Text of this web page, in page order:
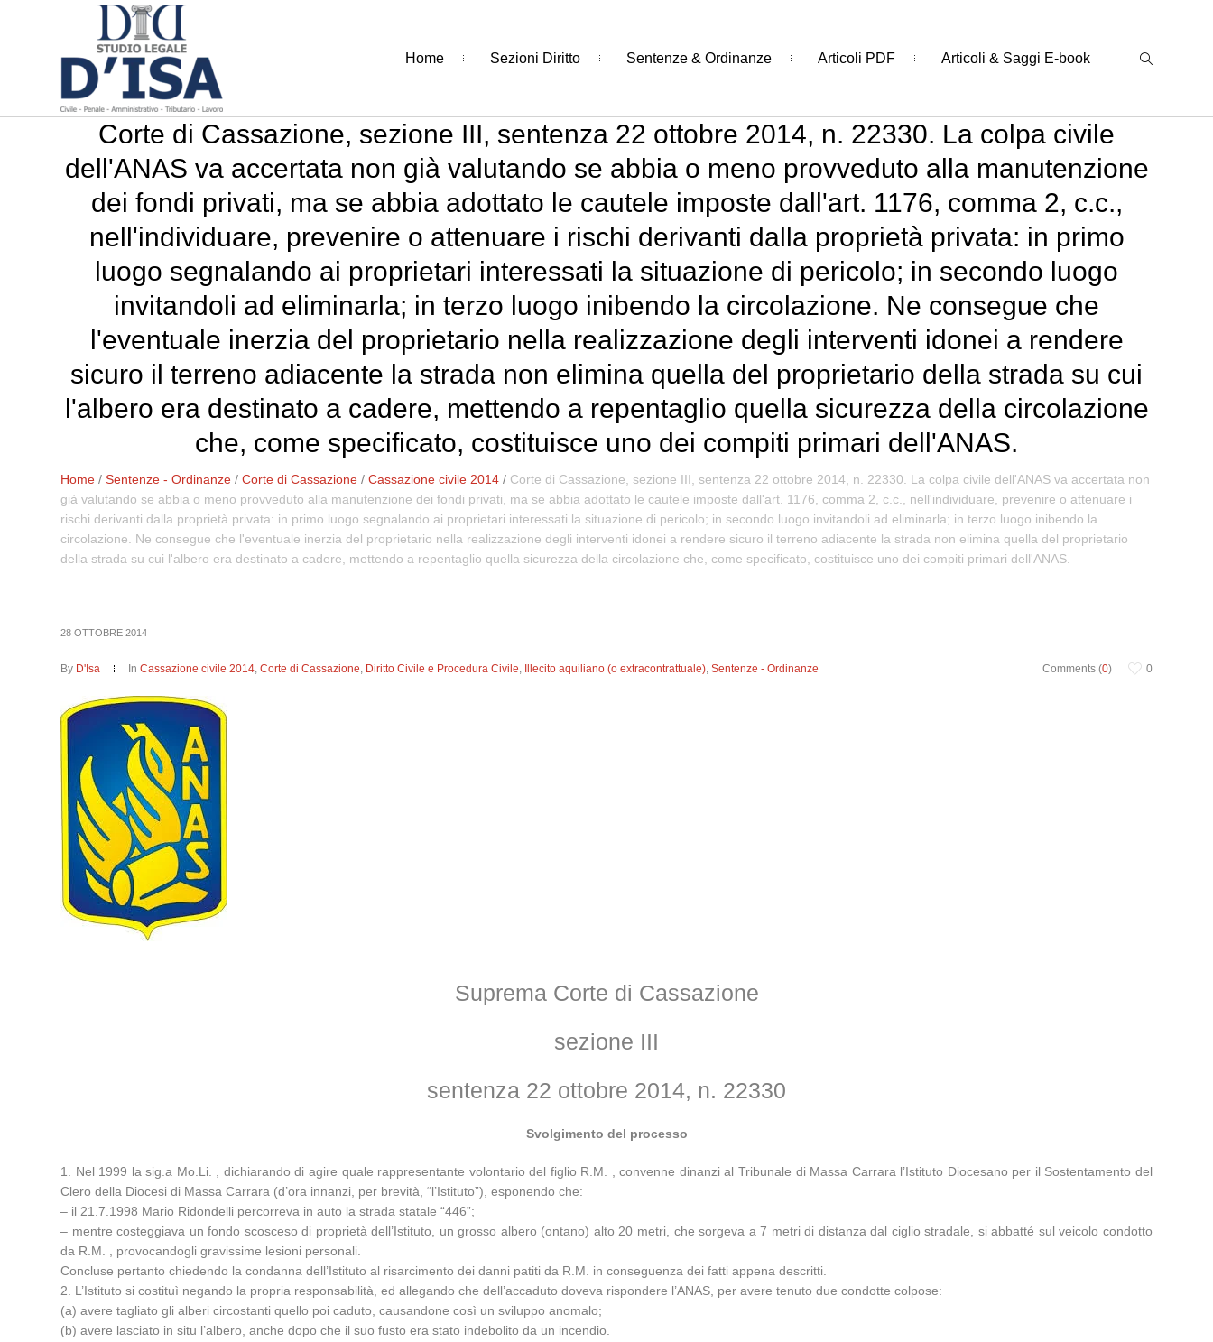
Home Sezioni Diritto Sentenze & Ordinanze Articoli PDF Articoli & Saggi E-book
Corte di Cassazione, sezione III, sentenza 22 ottobre 2014, n. 22330. La colpa civile
dell'ANAS va accertata non già valutando se abbia o meno provveduto alla manutenzione
dei fondi privati, ma se abbia adottato le cautele imposte dall'art. 1176, comma 2, c.c.,
nell'individuare, prevenire o attenuare i rischi derivanti dalla proprietà privata: in primo
luogo segnalando ai proprietari interessati la situazione di pericolo; in secondo luogo
invitandoli ad eliminarla; in terzo luogo inibendo la circolazione. Ne consegue che
l'eventuale inerzia del proprietario nella realizzazione degli interventi idonei a rendere
sicuro il terreno adiacente la strada non elimina quella del proprietario della strada su cui
l'albero era destinato a cadere, mettendo a repentaglio quella sicurezza della circolazione
che, come specificato, costituisce uno dei compiti primari dell'ANAS.
Home /Sentenze - Ordinanze /Corte di Cassazione /Cassazione civile 2014 / Corte di Cassazione, sezione III, sentenza 22 ottobre 2014, n. 22330. La colpa civile dell'ANAS va accertata non
già valutando se abbia o meno provveduto alla manutenzione dei fondi privati, ma se abbia adottato le cautele imposte dall'art. 1176, comma 2, c.c., nell'individuare, prevenire o attenuare i
rischi derivanti dalla proprietà privata: in primo luogo segnalando ai proprietari interessati la situazione di pericolo; in secondo luogo invitandoli ad eliminarla; in terzo luogo inibendo la
circolazione. Ne consegue che l'eventuale inerzia del proprietario nella realizzazione degli interventi idonei a rendere sicuro il terreno adiacente la strada non elimina quella del proprietario
della strada su cui l'albero era destinato a cadere, mettendo a repentaglio quella sicurezza della circolazione che, come specificato, costituisce uno dei compiti primari dell'ANAS.
28 OTTOBRE 2014
Comments (0) 0
By D'Isa InCassazione civile 2014,Corte di Cassazione, Diritto Civile e Procedura Civile, Illecito aquiliano (o extracontrattuale),Sentenze - Ordinanze
Suprema Corte di Cassazione
sezione III
sentenza 22 ottobre 2014, n. 22330
Svolgimento del processo
1. Nel 1999 la sig.a Mo.Li. , dichiarando di agire quale rappresentante volontario del figlio R.M. , convenne dinanzi al Tribunale di Massa Carrara l’Istituto Diocesano per il Sostentamento del
Clero della Diocesi di Massa Carrara (d’ora innanzi, per brevità, “l’Istituto”), esponendo che:
– il 21.7.1998 Mario Ridondelli percorreva in auto la strada statale “446”;
– mentre costeggiava un fondo scosceso di proprietà dell’Istituto, un grosso albero (ontano) alto 20 metri, che sorgeva a 7 metri di distanza dal ciglio stradale, si abbatté sul veicolo condotto
da R.M. , provocandogli gravissime lesioni personali.
Concluse pertanto chiedendo la condanna dell’Istituto al risarcimento dei danni patiti da R.M. in conseguenza dei fatti appena descritti.
2. L’Istituto si costituì negando la propria responsabilità, ed allegando che dell’accaduto doveva rispondere l’ANAS, per avere tenuto due condotte colpose:
(a) avere tagliato gli alberi circostanti quello poi caduto, causandone così un sviluppo anomalo;
(b) avere lasciato in situ l’albero, anche dopo che il suo fusto era stato indebolito da un incendio.